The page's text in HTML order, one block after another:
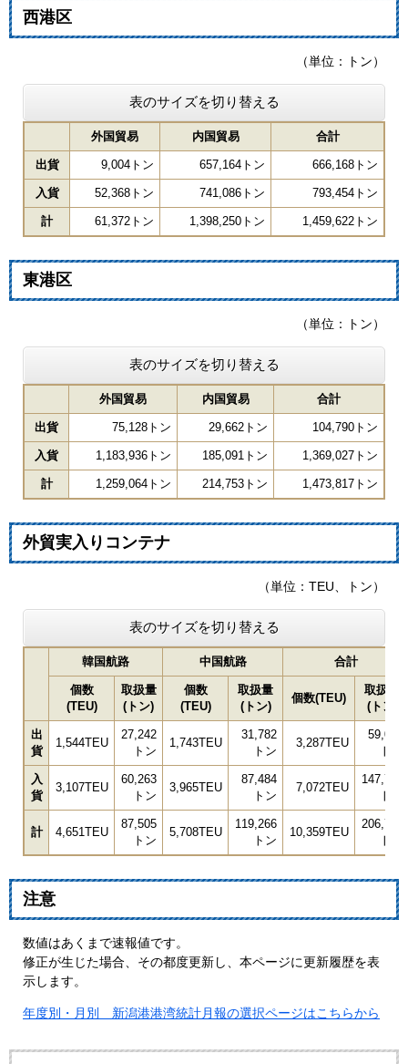
西港区
（単位：トン）
表のサイズを切り替える
外国貿易 内国貿易 合計
出貨 9,004トン 657,164トン 666,168トン
入貨 52,368トン 741,086トン 793,454トン
計 61,372トン 1,398,250トン 1,459,622トン
東港区
（単位：トン）
表のサイズを切り替える
外国貿易 内国貿易 合計
出貨 75,128トン 29,662トン 104,790トン
入貨 1,183,936トン 185,091トン 1,369,027トン
計 1,259,064トン 214,753トン 1,473,817トン
外貿実入りコンテナ
（単位：TEU、トン）
表のサイズを切り替える
韓国航路 中国航路 合計
個数
(TEU)
取扱量
(トン)
個数
(TEU)
取扱量
(トン)
個数(TEU)
取扱量
(トン)
出
貨
1,544TEU
27,242
トン
1,743TEU
31,782
トン
3,287TEU
59,024
トン
入
貨
3,107TEU
60,263
トン
3,965TEU
87,484
トン
7,072TEU
147,747
トン
計 4,651TEU
87,505
トン
5,708TEU
119,266
トン
10,359TEU
206,771
トン
注意
数値はあくまで速報値です。
修正が生じた場合、その都度更新し、本ページに更新履歴を表
示します。
年度別・月別 新潟港港湾統計月報の選択ページはこちらから